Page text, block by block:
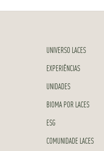
UNIVERSO LACES
EXPERIÊNCIAS
UNIDADES
BIOMA POR LACES
ESG
COMUNIDADE LACES